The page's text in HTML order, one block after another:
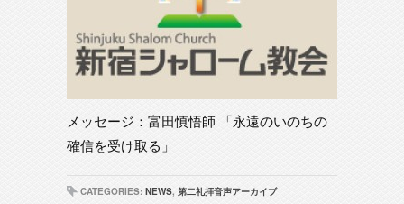
メッセージ：富田慎悟師 「永遠のいのちの
確信を受け取る」
CATEGORIES: NEWS, 第二礼拝音声アーカイブ